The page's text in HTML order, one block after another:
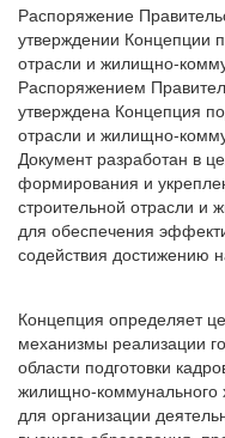
Распоряжение
утверждении Концепции
отрасли и жилищно-
Распоряжением
утверждена Концепция
отрасли и жилищно-
Документ разработан в
формирования и
строительной отрасли и
для обеспечения
содействия достижению
Концепция определяет
механизмы реализации
области подготовки
жилищно-коммунального
для организации